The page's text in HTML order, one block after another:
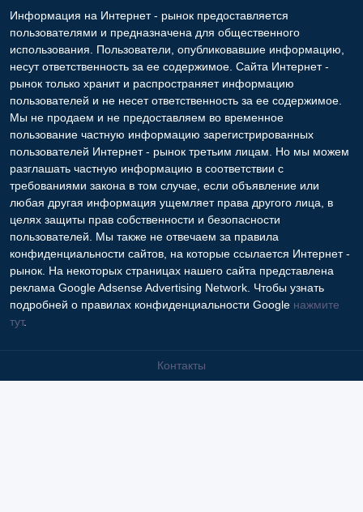
Информация на Интернет - рынок предоставляется
пользователями и предназначена для общественного
использования. Пользователи, опубликовавшие информацию,
несут ответственность за ее содержимое. Сайта Интернет -
рынок только хранит и распространяет информацию
пользователей и не несет ответственность за ее содержимое.
Мы не продаем и не предоставляем во временное
пользование частную информацию зарегистрированных
пользователей Интернет - рынок третьим лицам. Но мы можем
разглашать частную информацию в соответствии с
требованиями закона в том случае, если объявление или
любая другая информация ущемляет права другого лица, в
целях защиты прав собственности и безопасности
пользователей. Мы также не отвечаем за правила
конфиденциальности сайтов, на которые ссылается Интернет -
рынок. На некоторых страницах нашего сайта представлена
реклама Google Adsense Advertising Network. Чтобы узнать
подробней о правилах конфиденциальности Google нажмите
тут.
Контакты